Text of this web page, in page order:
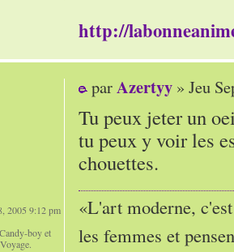
http://
parAzertyy » Jeu
Tu peux jeter un
tu peux y voir les
chouettes.
«L'art moderne,
les femmes et
2005 9:12 pm
Candy-boy et